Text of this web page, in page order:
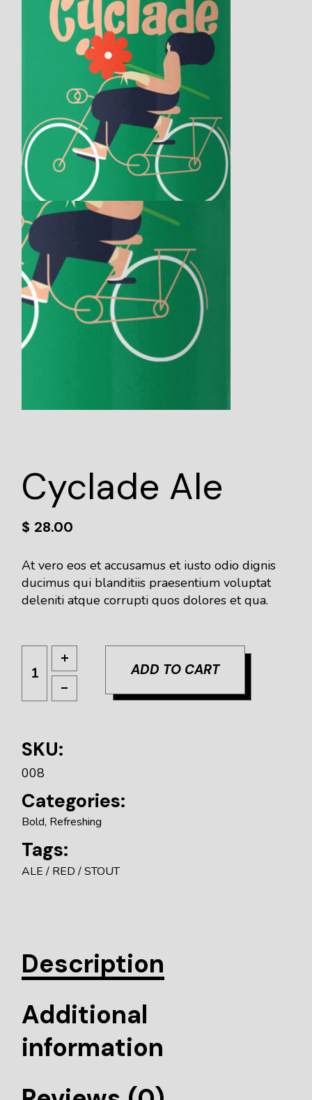
Cyclade Ale
$ 28.00
At vero eos et accusamus et iusto odio dignis
ducimus qui blanditiis praesentium voluptat
deleniti atque corrupti quos dolores et qua.
ADD TO CART
SKU:
008
Categories:
Bold, Refreshing
Tags:
ALE RED STOUT
Description
Additional
information